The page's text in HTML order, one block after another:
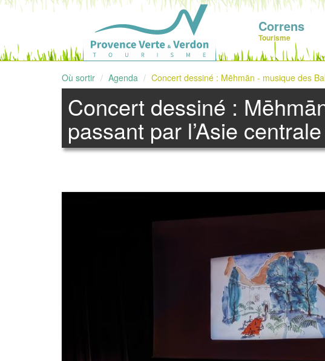
Correns
Tourisme
Où sortir Agenda Concert dessiné : Mēhmān - musique des
Concert dessiné :
passant par l’Asie centrale